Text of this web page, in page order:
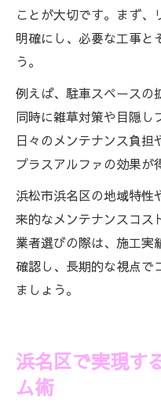
ことが大切です。まず、
明確にし、必要な工事と
う。
例えば、駐車スペースの
同時に雑草対策や目隠し
日々のメンテナンス負担
プラスアルファの効果が
浜松市浜名区の地域特性
来的なメンテナンスコス
業者選びの際は、施工実
確認し、長期的な視点で
ましょう。
浜名区で実現す
ム術